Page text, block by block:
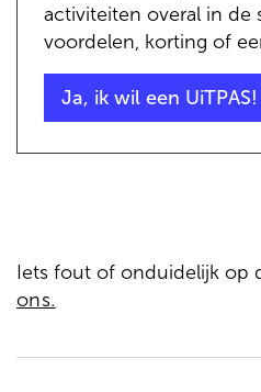
activiteiten overal in de
voordelen, korting of
Ja, ik wil een UiTPAS!
Iets fout of onduidelijk op
ons.